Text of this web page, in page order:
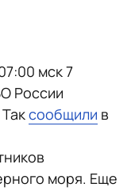
мск 7
России
сообщили в
моря. Еще